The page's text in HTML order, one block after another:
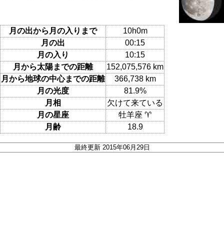
月の出から月の入りまで
10h0m
月の出
00:15
月の入り
10:15
月から太陽までの距離
152,075,576 km
月から地球の中心までの距離
366,738 km
月の光度
81.9%
月相
欠けて来ている
月の星座
牡羊座 ♈
月齢
18.9
最終更新 2015年06月29日